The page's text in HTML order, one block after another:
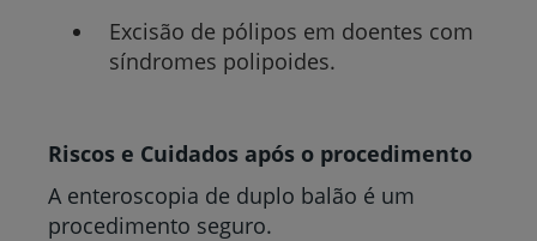
Excisão de pólipos em doentes com
síndromes polipoides.
Riscos e Cuidados após o procedimento
A enteroscopia de duplo balão é um
procedimento seguro.